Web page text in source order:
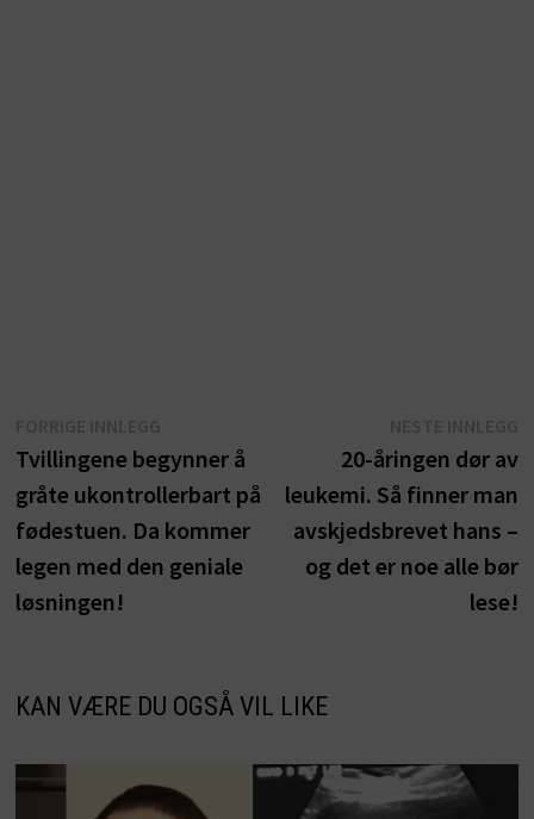
innlegg:
Tvillingene begynner å
gråte ukontrollerbart på
fødestuen. Da kommer
legen med den geniale
løsningen!
20-åringen dør av
leukemi. Så finner man
avskjedsbrevet hans –
og det er noe alle bør
lese!
KAN VÆRE DU OGSÅ VIL LIKE